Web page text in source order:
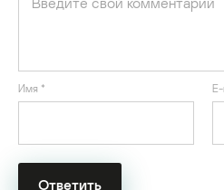
Имя *